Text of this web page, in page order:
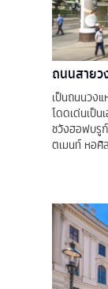
ถนนสายว
เป็นถนนวง
โดดเด่นเป็
ชวังฮอฟบรู
ตเมนท์ หอศิ